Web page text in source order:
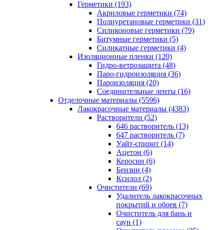
Герметики (193)
Акриловые герметики (74)
Полиуретановые герметики (31)
Силиконовые герметики (79)
Битумные герметики (5)
Силикатные герметики (4)
Изоляционные пленки (120)
Гидро-ветрозащита (48)
Паро-гидроизоляция (36)
Пароизоляция (20)
Соединительные ленты (16)
Отделочные материалы (5596)
Лакокрасочные материалы (4383)
Растворители (52)
646 растворитель (13)
647 растворитель (7)
Уайт-спирит (14)
Ацетон (6)
Керосин (6)
Бензин (4)
Ксилол (2)
Очистители (69)
Удалитель лакокрасочных
покрытий и обоев (7)
Очиститель для бань и
саун (1)